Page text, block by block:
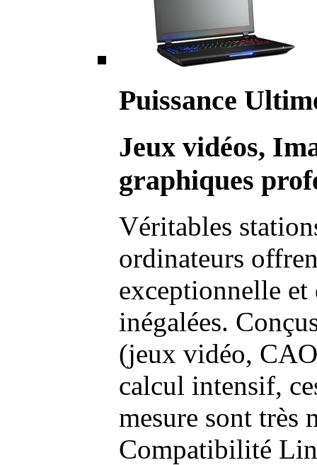
Puissance
Jeux vidéos,
graphiques
Véritables
ordinateurs
exceptionnelle et
inégalées.
(jeux vidéo,
calcul intensif,
mesure sont très
Compatibilité